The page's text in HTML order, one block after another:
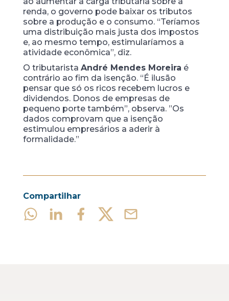
renda, o governo pode baixar os tributos
sobre a produção e o consumo. “Teríamos
uma distribuição mais justa dos impostos
e, ao mesmo tempo, estimularíamos a
atividade econômica”, diz.
O tributarista André Mendes Moreira é
contrário ao fim da isenção. “É ilusão
pensar que só os ricos recebem lucros e
dividendos. Donos de empresas de
pequeno porte também”, observa. ”Os
dados comprovam que a isenção
estimulou empresários a aderir à
formalidade.”
Compartilhar